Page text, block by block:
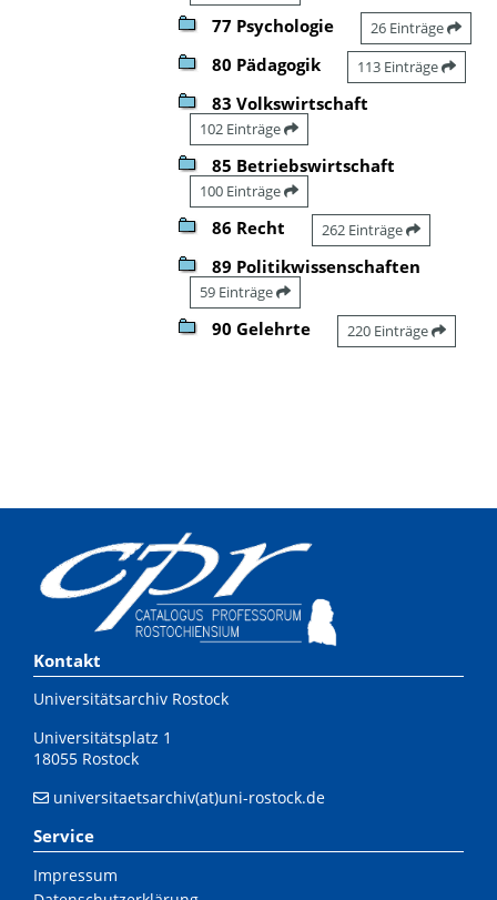
77 Psychologie 26 Einträge
80 Pädagogik 113 Einträge
83 Volkswirtschaft
102 Einträge
85 Betriebswirtschaft
100 Einträge
86 Recht 262 Einträge
89 Politikwissenschaften
59 Einträge
90 Gelehrte 220 Einträge
Kontakt
Universitätsarchiv Rostock
Universitätsplatz 1
18055 Rostock
universitaetsarchiv(at)uni-rostock.de
Service
Impressum